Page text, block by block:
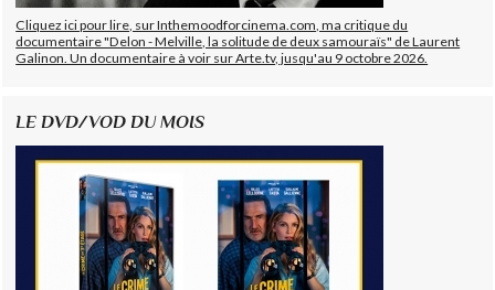
Cliquez ici pour lire, sur Inthemoodforcinema.com, ma critique du
documentaire "Delon - Melville, la solitude de deux samouraïs" de Laurent
Galinon. Un documentaire à voir sur Arte.tv, jusqu'au 9 octobre 2026.
LE DVD/VOD DU MOIS